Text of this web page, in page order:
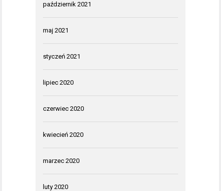
październik 2021
maj 2021
styczeń 2021
lipiec 2020
czerwiec 2020
kwiecień 2020
marzec 2020
luty 2020